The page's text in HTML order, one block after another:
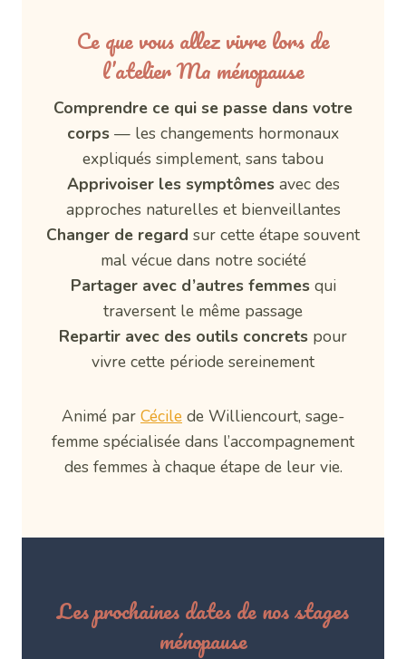
Ce que vous allez vivre lors de
l’atelier Ma ménopause
Comprendre ce qui se passe dans votre
corps — les changements hormonaux
expliqués simplement, sans tabou
Apprivoiser les symptômesavec des
approches naturelles et bienveillantes
Changer de regard sur cette étape souvent
mal vécue dans notre société
Partager avec d’autres femmesqui
traversent le même passage
Repartir avec des outils concrets pour
vivre cette période sereinement
Animé par Cécile de Williencourt, sage-
femme spécialisée dans l’accompagnement
des femmes à chaque étape de leur vie.
Les prochaines dates de nos stages
ménopause